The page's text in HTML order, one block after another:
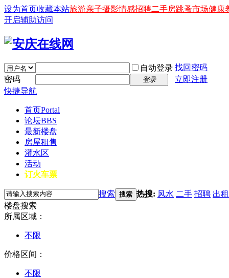
设为首页收藏本站旅游亲子摄影情感招聘二手房跳蚤市场健康
开启辅助访问
自动登录 找回密码
密码
登录
立即注册
快捷导航
首页Portal
论坛BBS
最新楼盘
房屋租售
灌水区
活动
订火车票
搜索 搜索 热搜: 风水 二手 招聘 出租
楼盘搜索
所属区域：
不限
价格区间：
不限